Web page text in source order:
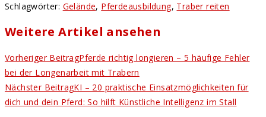
Schlagwörter: Gelände, Pferdeausbildung, Traber reiten
Weitere Artikel ansehen
Vorheriger BeitragPferde richtig longieren – 5 häufige Fehler
bei der Longenarbeit mit Trabern
Nächster BeitragKI – 20 praktische Einsatzmöglichkeiten für
dich und dein Pferd: So hilft Künstliche Intelligenz im Stall